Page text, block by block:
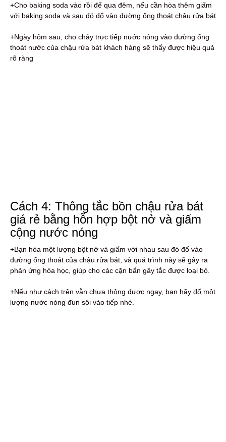
+Cho baking soda vào rồi để qua đêm, nếu cần hòa thêm giấm
với baking soda và sau đó đổ vào đường ống thoát chậu rửa bát
+Ngày hôm sau, cho chảy trực tiếp nước nóng vào đường ống
thoát nước của chậu rửa bát khách hàng sẽ thấy được hiệu quả
rõ ràng
Cách 4: Thông tắc bồn chậu rửa bát
giá rẻ bằng hỗn hợp bột nở và giấm
cộng nước nóng
+Bạn hòa một lượng bột nở và giấm với nhau sau đó đổ vào
đường ống thoát của chậu rửa bát, và quá trình này sẽ gây ra
phản ứng hóa học, giúp cho các cặn bẩn gây tắc được loại bỏ.
+Nếu như cách trên vẫn chưa thông được ngay, bạn hãy đổ một
lượng nước nóng đun sôi vào tiếp nhé.